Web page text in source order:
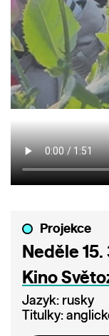
Projekce
Neděle 15.
Kino
Jazyk: rusky
Titulky: